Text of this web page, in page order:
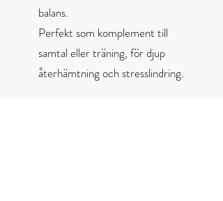
balans.
Perfekt som komplement till
samtal eller träning, för djup
återhämtning och stresslindring.